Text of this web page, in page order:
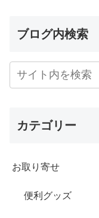
ブログ内検索
カテゴリー
お取り寄せ
便利グッズ